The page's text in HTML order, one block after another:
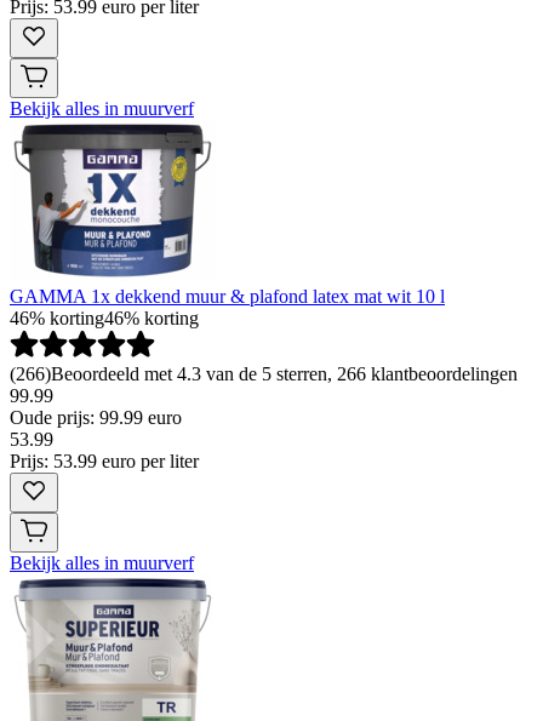
Prijs: 53.99 euro per liter
Bekijk alles in muurverf
GAMMA 1x dekkend muur & plafond latex mat wit 10 l
46% korting46% korting
(266)Beoordeeld met 4.3 van de 5 sterren, 266 klantbeoordelingen
99.99
Oude prijs: 99.99 euro
53.99
Prijs: 53.99 euro per liter
Bekijk alles in muurverf